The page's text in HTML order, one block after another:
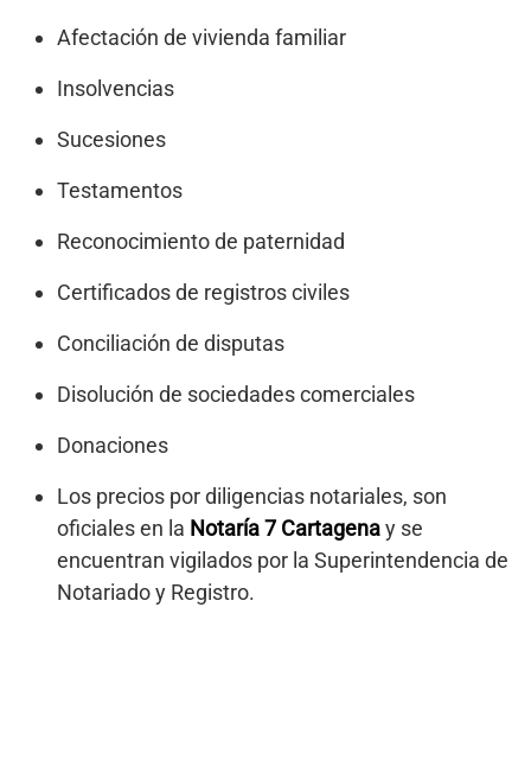
Afectación de vivienda familiar
Insolvencias
Sucesiones
Testamentos
Reconocimiento de paternidad
Certificados de registros civiles
Conciliación de disputas
Disolución de sociedades comerciales
Donaciones
Los precios por diligencias notariales, son
oficiales en la Notaría 7 Cartagenay se
encuentran vigilados por la Superintendencia de
Notariado y Registro.